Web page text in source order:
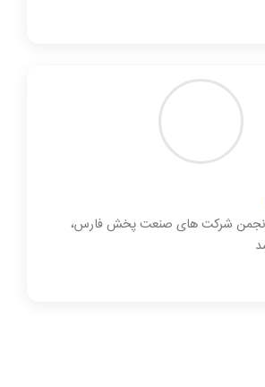
انجمن شرکت های صنعت پخش فارس،